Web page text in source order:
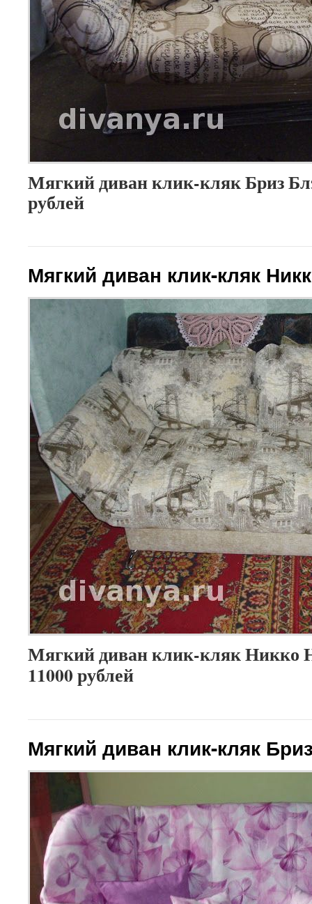
Мягкий диван клик-кляк Бриз
рублей
Мягкий диван клик-кляк
Мягкий диван клик-кляк Никко
11000 рублей
Мягкий диван клик-кляк